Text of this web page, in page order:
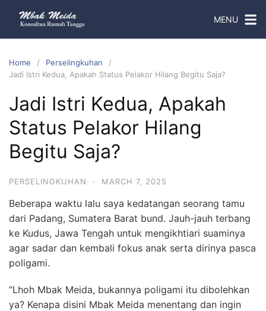
MENU
Home
Perselingkuhan
Jadi Istri Kedua, Apakah Status Pelakor Hilang Begitu Saja?
Jadi Istri Kedua, Apakah
Status Pelakor Hilang
Begitu Saja?
PERSELINGKUHAN · MARCH 7, 2025
Beberapa waktu lalu saya kedatangan seorang tamu
dari Padang, Sumatera Barat bund. Jauh-jauh terbang
ke Kudus, Jawa Tengah untuk mengikhtiari suaminya
agar sadar dan kembali fokus anak serta dirinya pasca
poligami.
“Lhoh Mbak Meida, bukannya poligami itu dibolehkan
ya? Kenapa disini Mbak Meida menentang dan ingin